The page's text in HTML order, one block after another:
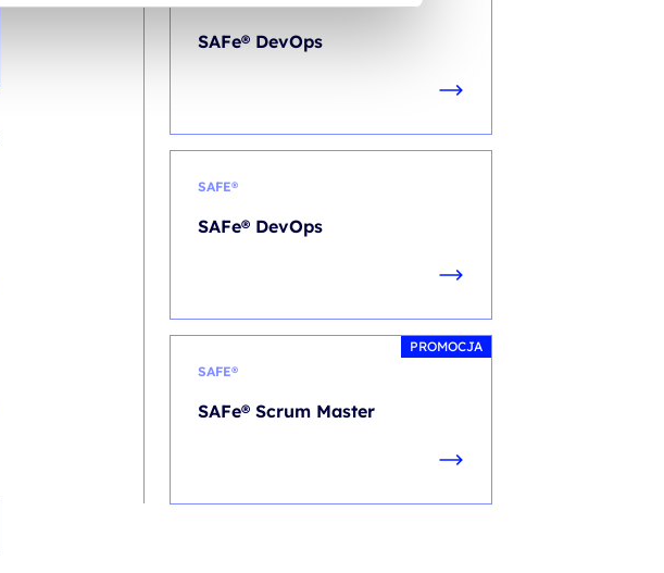
SAFe® DevOps
SAFE®
SAFe® DevOps
PROMOCJA
SAFE®
SAFe® Scrum Master